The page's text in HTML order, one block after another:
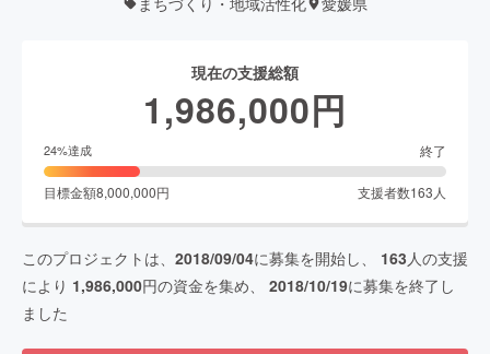
現在の支援総額
1,986,000円
24%達成 終了
目標金額8,000,000円 支援者数163 人
このプロジェクトは、 2018/09/04に募集を開始し、 163 人の支援
により 1,986,000円の資金を集め、 2018/10/19に募集を終了し
ました